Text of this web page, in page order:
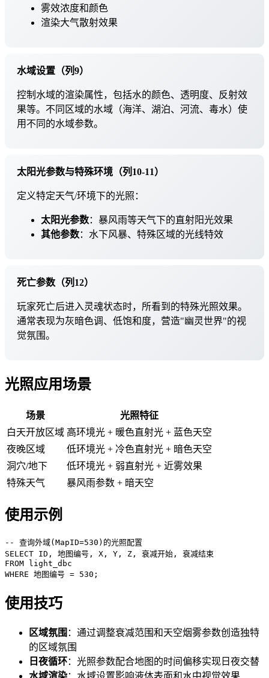
雾效浓度和颜色
渲染大气散射效果
水域设置（列9）
控制水域的渲染属性，包括水的颜色、透明度、反射效
果等。不同区域的水域（海洋、湖泊、河流、毒水）使
用不同的水域参数。
太阳光参数与特殊环境（列10-11）
定义特定天气/环境下的光照：
太阳光参数：暴风雨等天气下的直射阳光效果
其他参数：水下风暴、特殊区域的光线特效
死亡参数（列12）
玩家死亡后进入灵魂状态时，所看到的特殊光照效果。
通常表现为灰暗色调、低饱和度，营造"幽灵世界"的视
觉氛围。
光照应用场景
场景
光照特征
白天开放区域 高环境光 + 暖色直射光 + 蓝色天空
夜晚区域
低环境光 + 冷色直射光 + 暗色天空
洞穴/地下
低环境光 + 弱直射光 + 近雾效果
特殊天气
暴风雨参数 + 暗天空
使用示例
-- 查询外域(MapID=530)的光照配置
SELECT ID, 地图编号, X, Y, Z, 衰减开始, 衰减结束
FROM light_dbc
WHERE 地图编号 = 530;
使用技巧
区域氛围 ：通过调整衰减范围和天空烟雾参数创造独特
的区域氛围
日夜循环：光照参数配合地图的时间偏移实现日夜交替
水域渲染：水域设置影响液体表面和水中视觉效果